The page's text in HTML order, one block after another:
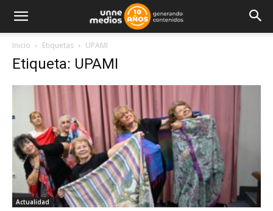
Inicio Etiquetas UPAMI
Etiqueta: UPAMI
Actualidad